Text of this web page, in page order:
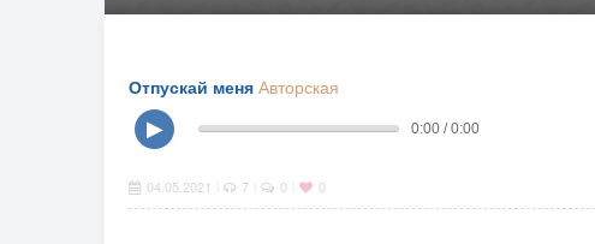
Отпускай меня Авторская
▶
0:00 / 0:00
04.05.2021 7 0 0